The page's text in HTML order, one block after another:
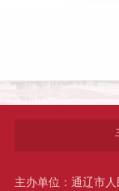
主办单位：通辽市